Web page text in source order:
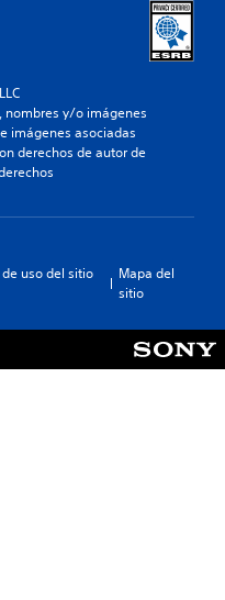
nombres y/o imágenes
imágenes asociadas
derechos de autor de
uso del sitio
Mapa del
sitio